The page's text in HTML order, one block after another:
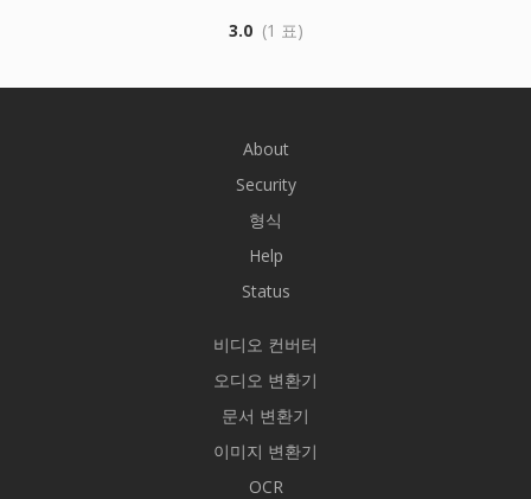
3.0 (1 표)
About
Security
형식
Help
Status
비디오 컨버터
오디오 변환기
문서 변환기
이미지 변환기
OCR